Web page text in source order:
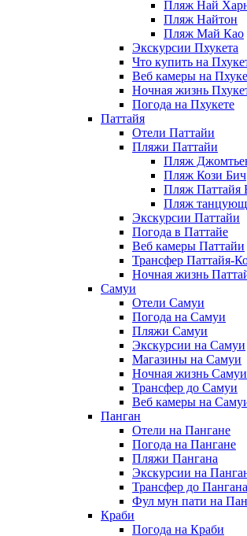
Пляж Най
Пляж Найтон
Пляж Май Као
Экскурсии Пхукета
Что купить на
Веб камеры на
Ночная жизнь
Погода на Пхукете
Паттайя
Отели Паттайи
Пляжи Паттайи
Пляж
Пляж Кози Бич
Пляж Паттайя
Пляж
Экскурсии Паттайи
Погода в Паттайе
Веб камеры Паттайи
Трансфер Паттайя-
Ночная жизнь
Самуи
Отели Самуи
Погода на Самуи
Пляжи Самуи
Экскурсии на Самуи
Магазины на Самуи
Ночная жизнь Самуи
Трансфер до Самуи
Веб камеры на
Панган
Отели на Пангане
Погода на Пангане
Пляжи Пангана
Экскурсии на
Трансфер до Пангана
Фул мун пати на
Краби
Погода на Краби